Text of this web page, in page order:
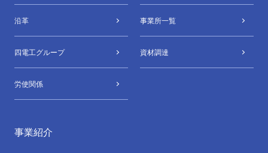
沿革 事業所⼀覧
四電⼯グループ 資材調達
労使関係
事業紹介